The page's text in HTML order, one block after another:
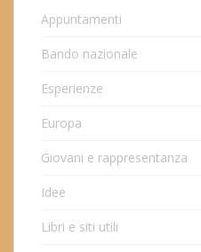
Appuntamenti
Bando nazionale
Esperienze
Europa
Giovani e rappresentanza
Idee
Libri e siti utili